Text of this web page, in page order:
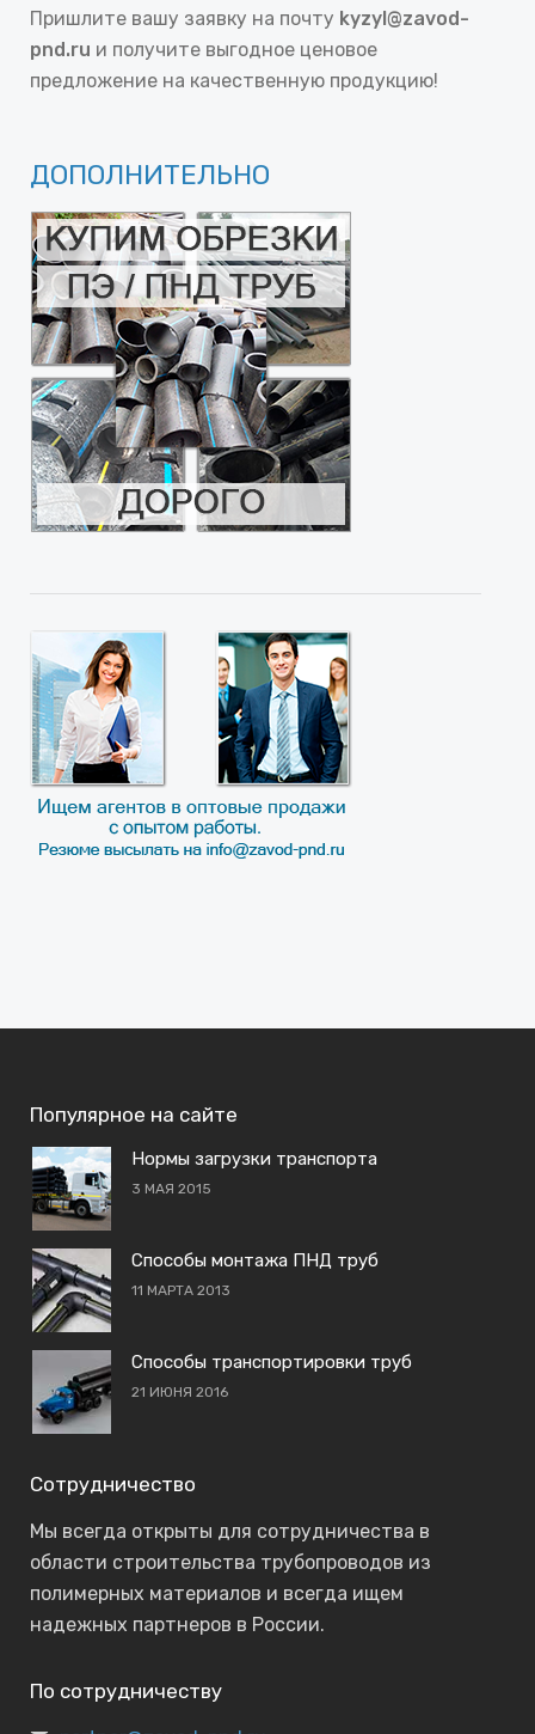
Пришлите вашу заявку на почту kyzyl@zavod-
pnd.ru и получите выгодное ценовое
предложение на качественную продукцию!
ДОПОЛНИТЕЛЬНО
Популярное на сайте
Нормы загрузки транспорта
3 МАЯ 2015
Способы монтажа ПНД труб
11 МАРТА 2013
Способы транспортировки труб
21 ИЮНЯ 2016
Сотрудничество
Мы всегда открыты для сотрудничества в
области строительства трубопроводов из
полимерных материалов и всегда ищем
надежных партнеров в России.
По сотрудничеству